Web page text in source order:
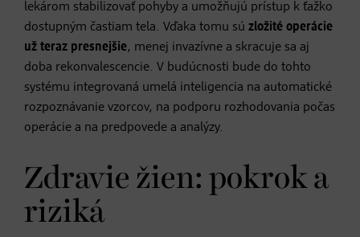
lekárom stabilizovať pohyby a umožňujú prístup k ťažko
dostupným častiam tela. Vďaka tomu sú zložité operácie
už teraz presnejšie, menej invazívne a skracuje sa aj
doba rekonvalescencie. V budúcnosti bude do tohto
systému integrovaná umelá inteligencia na automatické
rozpoznávanie vzorcov, na podporu rozhodovania počas
operácie a na predpovede a analýzy.
Zdravie žien: pokrok a
riziká